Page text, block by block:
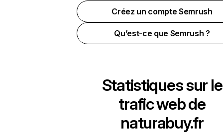
Créez un compte Semrush
Qu’est-ce que Semrush ?
Statistiques sur le
trafic web de
naturabuy.fr